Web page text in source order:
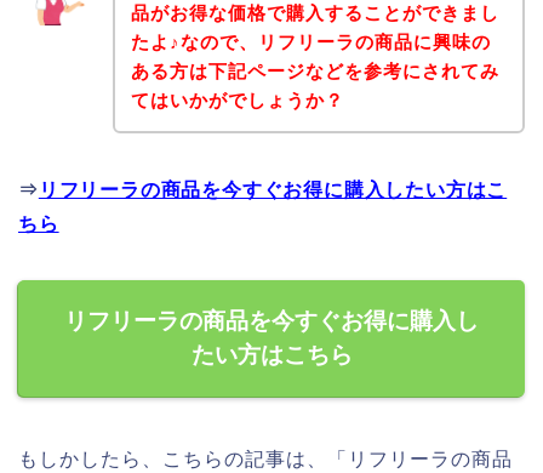
品がお得な価格で購入することができまし
たよ♪なので、リフリーラの商品に興味の
ある方は下記ページなどを参考にされてみ
てはいかがでしょうか？
⇒ リフリーラの商品を今すぐお得に購入したい方はこ
ちら
リフリーラの商品を今すぐお得に購入し
たい方はこちら
もしかしたら、こちらの記事は、「リフリーラの商品